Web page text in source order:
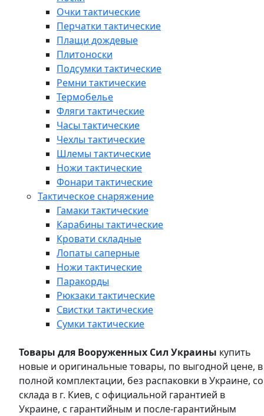
Очки тактические
Перчатки тактические
Плащи дождевые
Плитоноски
Подсумки тактические
Ремни тактические
Термобелье
Фляги тактические
Часы тактические
Чехлы тактические
Шлемы тактические
Ножи тактические
Фонари тактические
Тактическое снаряжение
Гамаки тактические
Карабины тактические
Кровати складные
Лопаты саперные
Ножи тактические
Паракорды
Рюкзаки тактические
Свистки тактические
Сумки тактические
Товары для Вооруженных Сил Украины купить
новые и оригинальные товары, по выгодной цене, в
полной комплектации, без распаковки в Украине, со
склада в г. Киев, с официальной гарантией в
Украине, с гарантийным и после-гарантийным